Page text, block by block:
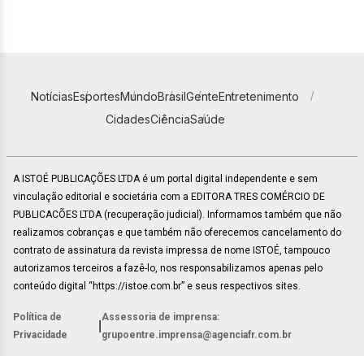
NotíciasEsportesMundoBrasilGenteEntretenimento
CidadesCiênciaSaúde
A ISTOÉ PUBLICAÇÕES LTDA é um portal digital independente e sem
vinculação editorial e societária com a EDITORA TRES COMÉRCIO DE
PUBLICACÕES LTDA (recuperação judicial). Informamos também que não
realizamos cobranças e que também não oferecemos cancelamento do
contrato de assinatura da revista impressa de nome ISTOÉ, tampouco
autorizamos terceiros a fazê-lo, nos responsabilizamos apenas pelo
conteúdo digital “https://istoe.com.br” e seus respectivos sites.
Política de
Privacidade
Assessoria de imprensa:
grupoentre.imprensa@agenciafr.com.br